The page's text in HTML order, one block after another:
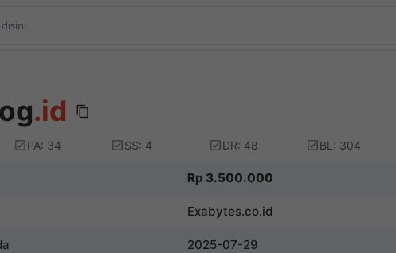
.id
PA: 34 SS: 4 DR: 48 BL: 304
Rp 3.500.000
Exabytes.co.id
2025-07-29